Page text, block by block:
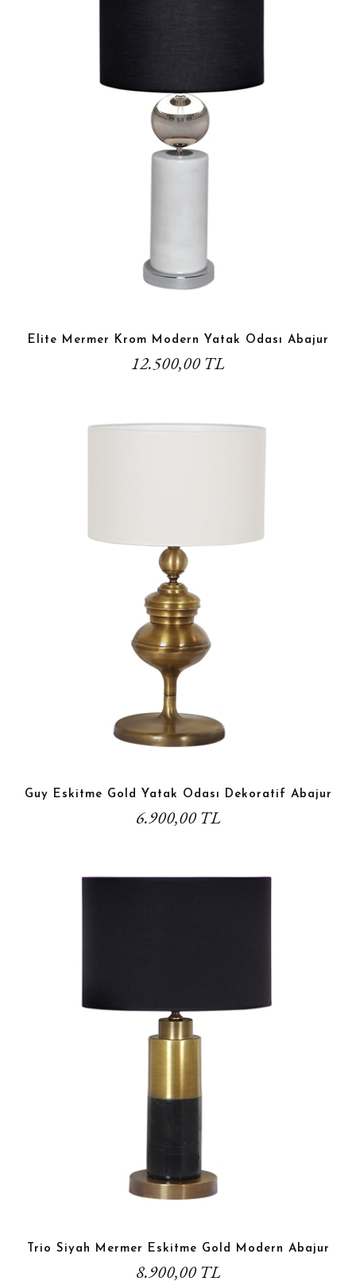
Elite Mermer Krom Modern Yatak Odası Abajur
12.500,00 TL
Guy Eskitme Gold Yatak Odası Dekoratif Abajur
6.900,00 TL
Trio Siyah Mermer Eskitme Gold Modern Abajur
8.900,00 TL